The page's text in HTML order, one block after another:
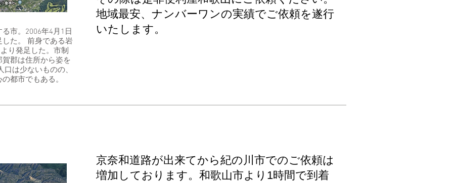
市。2006年4月1日
た。 前身である岩
り発足した。市制
郡は住所から姿を
は少ないものの、
都市でもある。
地域最安、ナンバーワンの実績でご依頼を遂行
いたします。
京奈和道路が出来てから紀の川市でのご依頼は
増加しております。和歌山市より1時間で到着